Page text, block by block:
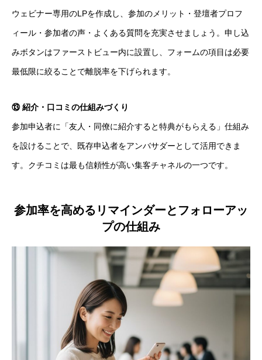
ウェビナー専用のLPを作成し、参加のメリット・登壇者プロフ
ィール・参加者の声・よくある質問を充実させましょう。申し込
みボタンはファーストビュー内に設置し、フォームの項目は必要
最低限に絞ることで離脱率を下げられます。
⑬ 紹介・口コミの仕組みづくり
参加申込者に「友人・同僚に紹介すると特典がもらえる」仕組み
を設けることで、既存申込者をアンバサダーとして活用できま
す。クチコミは最も信頼性が高い集客チャネルの一つです。
参加率を高めるリマインダーとフォローアッ
プの仕組み